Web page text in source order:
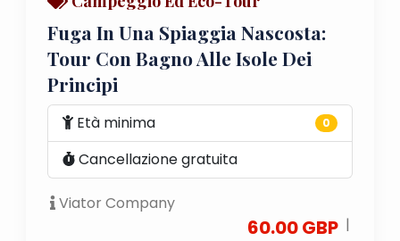
Fuga In Una Spiaggia Nascosta:
Tour Con Bagno Alle Isole Dei
Principi
Età minima 0
Cancellazione gratuita
Viator Company
60.00 GBP |